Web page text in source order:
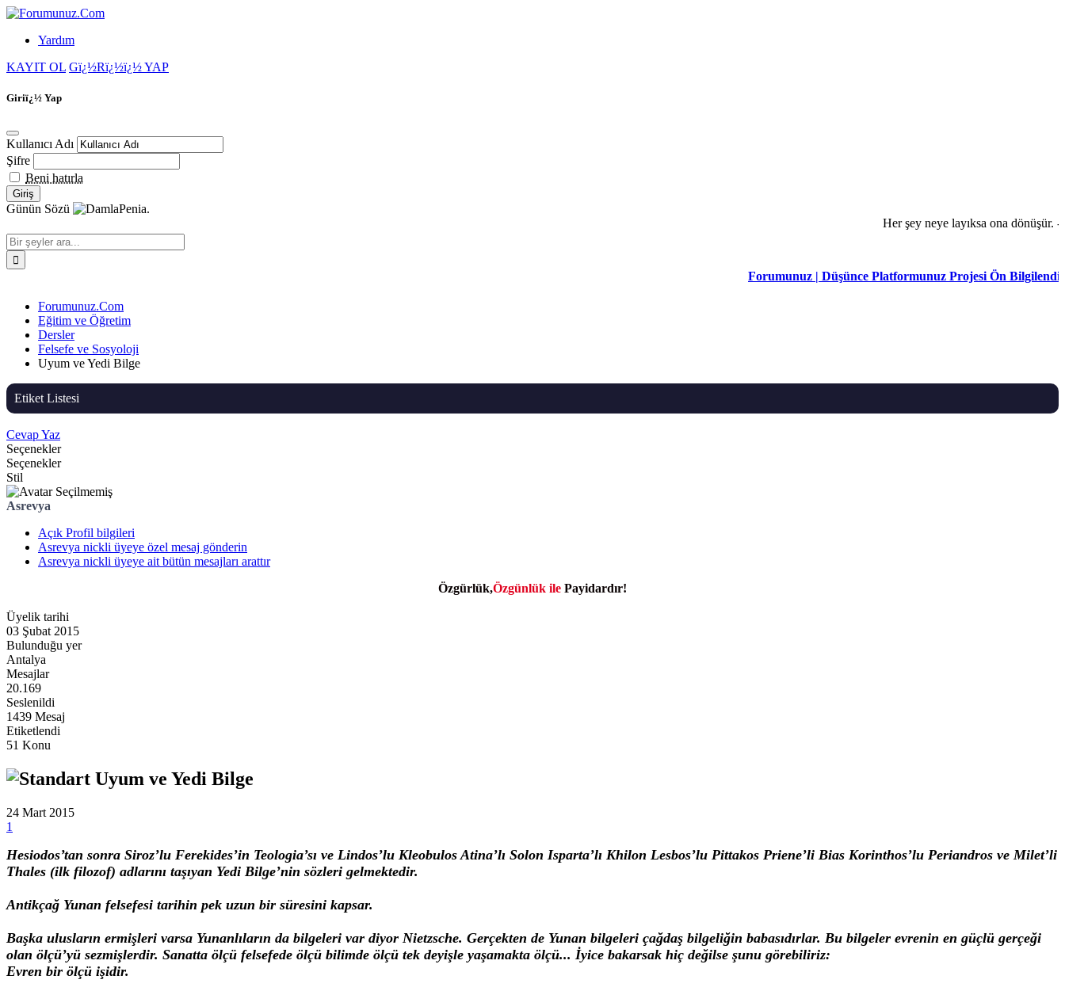
Yardım
KAYIT OL Gï¿½Rï¿½ï¿½ YAP
Giriï¿½ Yap
Kullanıcı Adı
Şifre
Beni hatırla
Günün Sözü
Penia.
Her şey neye layıksa ona dönüşür. -
Forumunuz | Düşünce Platformunuz Projesi Ön Bilgilendirme
Forumunuz.Com
Eğitim ve Öğretim
Dersler
Felsefe ve Sosyoloji
Uyum ve Yedi Bilge
Etiket Listesi
Cevap Yaz
Seçenekler
Seçenekler
Stil
Asrevya
Açık Profil bilgileri
Asrevya nickli üyeye özel mesaj gönderin
Asrevya nickli üyeye ait bütün mesajları arattır
Özgürlük,Özgünlük ile Payidardır!
Üyelik tarihi
03 Şubat 2015
Bulunduğu yer
Antalya
Mesajlar
20.169
Seslenildi
1439 Mesaj
Etiketlendi
51 Konu
Uyum ve Yedi Bilge
24 Mart 2015
1
Hesiodos’tan sonra Siroz’lu Ferekides’in Teologia’sı ve Lindos’lu Kleobulos Atina’lı Solon Isparta’lı Khilon Lesbos’lu Pittakos Priene’li Bias Korinthos’lu Periandros ve Milet’li
Thales (ilk filozof) adlarını taşıyan Yedi Bilge’nin sözleri gelmektedir.
Antikçağ Yunan felsefesi tarihin pek uzun bir süresini kapsar.
Başka ulusların ermişleri varsa Yunanlıların da bilgeleri var diyor Nietzsche. Gerçekten de Yunan bilgeleri çağdaş bilgeliğin babasıdırlar. Bu bilgeler evrenin en güçlü gerçeği
olan ölçü’yü sezmişlerdir. Sanatta ölçü felsefede ölçü bilimde ölçü tek deyişle yaşamakta ölçü... İyice bakarsak hiç değilse şunu görebiliriz:
Evren bir ölçü işidir.